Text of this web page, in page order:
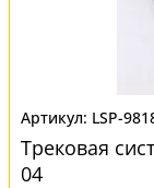
LSP-
Трековая
04